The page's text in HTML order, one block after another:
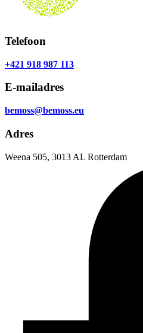
Telefoon
+421 918 987 113
E-mailadres
bemoss@bemoss.eu
Adres
Weena 505, 3013 AL Rotterdam